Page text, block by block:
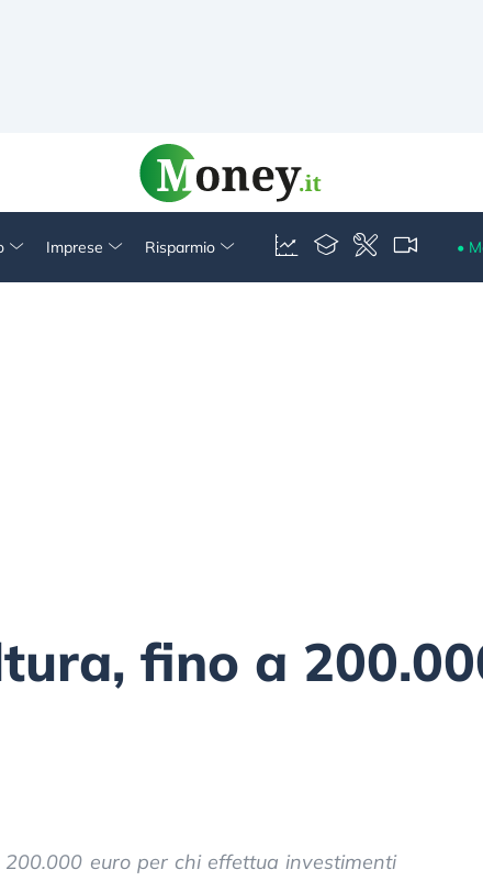
Imprese Risparmio •
fino a
euro per chi effettua investimenti